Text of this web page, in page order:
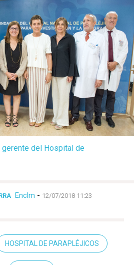
del Hospital de
Enclm - 12/07/2018 11:23
HOSPITAL DE PARAPLÉJICOS